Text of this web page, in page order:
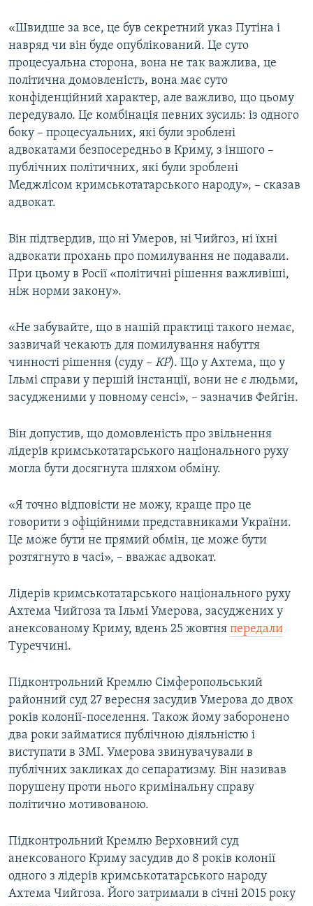
«Швидше за все, це був секретний указ Путіна і
навряд чи він буде опублікований. Це суто
процесуальна сторона, вона не так важлива, це
політична домовленість, вона має суто
конфіденційний характер, але важливо, що цьому
передувало. Це комбінація певних зусиль: із одного
боку – процесуальних, які були зроблені
адвокатами безпосередньо в Криму, з іншого –
публічних політичних, які були зроблені
Меджлісом кримськотатарського народу», – сказав
адвокат.
Він підтвердив, що ні Умеров, ні Чийгоз, ні їхні
адвокати прохань про помилування не подавали.
При цьому в Росії «політичні рішення важливіші,
ніж норми закону».
«Не забувайте, що в нашій практиці такого немає,
зазвичай чекають для помилування набуття
чинності рішення (суду – КР). Що у Ахтема, що у
Ільмі справи у першій інстанції, вони не є людьми,
засудженими у повному сенсі», – зазначив Фейгін.
Він допустив, що домовленість про звільнення
лідерів кримськотатарського національного руху
могла бути досягнута шляхом обміну.
«Я точно відповісти не можу, краще про це
говорити з офіційними представниками України.
Це може бути не прямий обмін, це може бути
розтягнуто в часі», – вважає адвокат.
Лідерів кримськотатарського національного руху
Ахтема Чийгоза та Ільмі Умерова, засуджених у
анексованому Криму, вдень 25 жовтня передали
Туреччині.
Підконтрольний Кремлю Сімферопольський
районний суд 27 вересня засудив Умерова до двох
років колонії-поселення. Також йому заборонено
два роки займатися публічною діяльністю і
виступати в ЗМІ. Умерова звинувачували в
публічних закликах до сепаратизму. Він називав
порушену проти нього кримінальну справу
політично мотивованою.
Підконтрольний Кремлю Верховний суд
анексованого Криму засудив до 8 років колонії
одного з лідерів кримськотатарського народу
Ахтема Чийгоза. Його затримали в січні 2015 року